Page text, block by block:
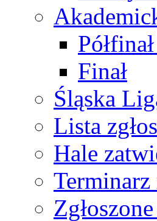
Finał
Śląska
Lista
Hale